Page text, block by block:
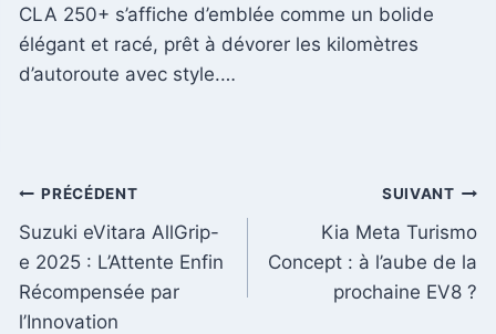
CLA 250+ s’affiche d’emblée comme un bolide
élégant et racé, prêt à dévorer les kilomètres
d’autoroute avec style.…
Navigation
de
l’article
PRÉCÉDENT
Suzuki eVitara AllGrip-
e 2025 : L’Attente Enfin
Récompensée par
l’Innovation
SUIVANT
Kia Meta Turismo
Concept : à l’aube de la
prochaine EV8 ?